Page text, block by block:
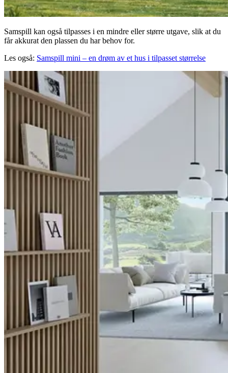
Samspill kan også tilpasses i en mindre eller større utgave, slik at du
får akkurat den plassen du har behov for.
Les også: Samspill mini – en drøm av et hus i tilpasset størrelse